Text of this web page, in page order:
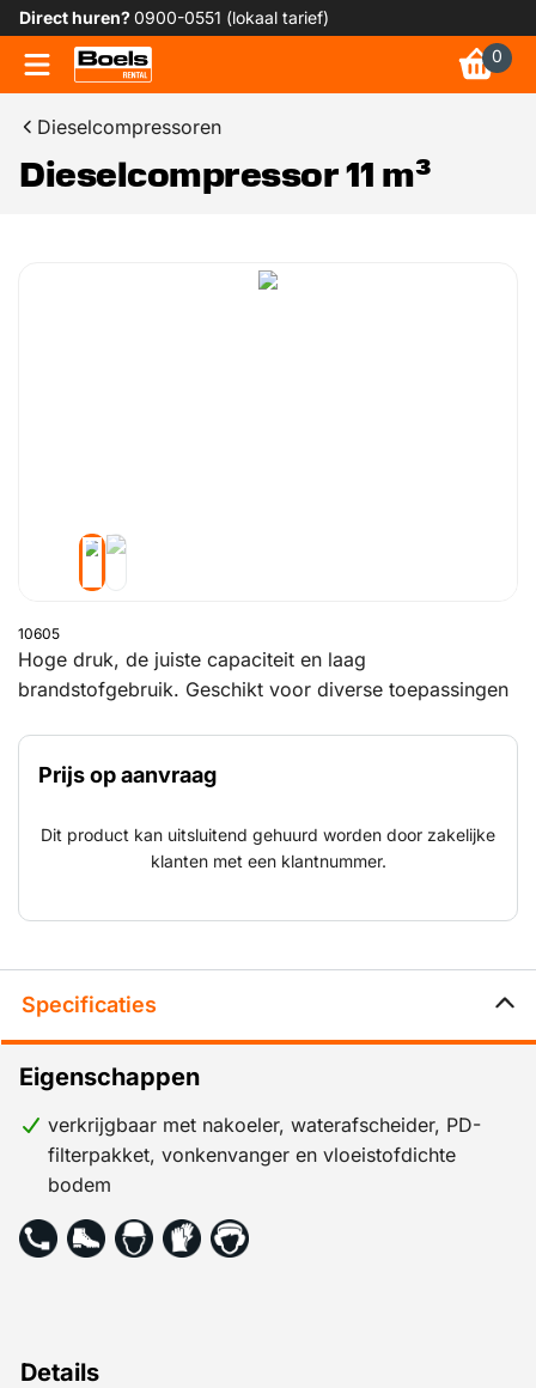
Direct huren?0900-0551 (lokaal tarief)
0
Dieselcompressoren
Dieselcompressor 11 m³
10605
Hoge druk, de juiste capaciteit en laag
brandstofgebruik. Geschikt voor diverse toepassingen
pijpleidingen (raffinaderijen), grote
straalwerkzaamheden (bruggen en schepen), ijsstralen,
putten t.b.v. springladingen.
Prijs op aanvraag
Dit product kan uitsluitend gehuurd worden door zakelijke
klanten met een klantnummer.
Specificaties
Details
Eigenschappen
verkrijgbaar met nakoeler, waterafscheider, PD-
filterpakket, vonkenvanger en vloeistofdichte
bodem